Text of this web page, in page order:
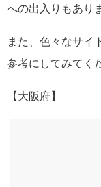
への出入りもあり
また、色々なサイ
参考にしてみてく
【大阪府】